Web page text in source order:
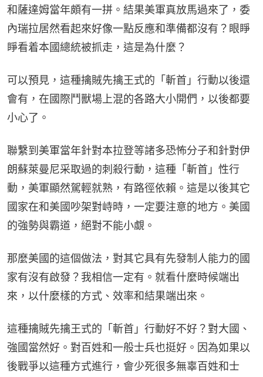
和薩達姆當年頗有一拼。結果美軍真放馬過來了，委
內瑞拉居然看起來好像一點反應和準備都沒有？眼睜
睜看着本國總統被抓走，這是為什麼？
可以預見，這種擒賊先擒王式的「斬首」行動以後還
會有，在國際鬥獸場上混的各路大小開們，以後都要
小心了。
聯繫到美軍當年針對本拉登等諸多恐怖分子和針對伊
朗蘇萊曼尼采取過的刺殺行動，這種「斬首」性行
動，美軍顯然駕輕就熟，有路徑依賴。這是以後其它
國家在和美國吵架對峙時，一定要注意的地方。美國
的強勢與霸道，絕對不能小覷。
那麼美國的這個做法，對其它具有先發制人能力的國
家有沒有啟發？我相信一定有。就看什麼時候端出
來，以什麼樣的方式、效率和結果端出來。
這種擒賊先擒王式的「斬首」行動好不好？對大國、
強國當然好。對百姓和一般士兵也挺好。因為如果以
後戰爭以這種方式進行，會少死很多無辜百姓和士